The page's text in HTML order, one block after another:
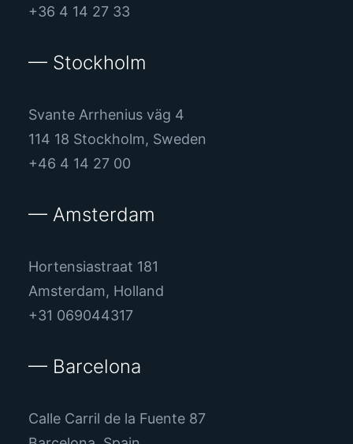
+36 4 14 27 33
— Stockholm
Svante Arrhenius väg 4
114 18 Stockholm, Sweden
+46 4 14 27 00
— Amsterdam
Hortensiastraat 181
Amsterdam, Holland
+31 069044317
— Barcelona
Calle Carril de la Fuente 87